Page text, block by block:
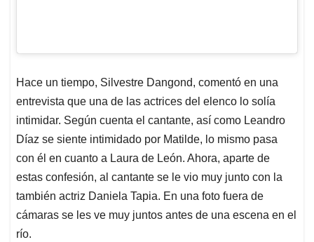
Hace un tiempo, Silvestre Dangond, comentó en una
entrevista que una de las actrices del elenco lo solía
intimidar. Según cuenta el cantante, así como Leandro
Díaz se siente intimidado por Matilde, lo mismo pasa
con él en cuanto a Laura de León. Ahora, aparte de
estas confesión, al cantante se le vio muy junto con la
también actriz Daniela Tapia. En una foto fuera de
cámaras se les ve muy juntos antes de una escena en el
río.